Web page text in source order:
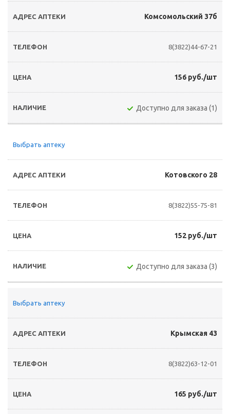
Комсомольский 37б
8(3822)44-67-21
156 руб./шт
Доступно для заказа (1)
Выбрать аптеку
Котовского 28
8(3822)55-75-81
152 руб./шт
Доступно для заказа (3)
Выбрать аптеку
Крымская 43
8(3822)63-12-01
165 руб./шт